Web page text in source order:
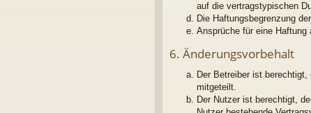
auf die vertragstypischen
Die Haftungsbegrenzung
Ansprüche für eine Haftung
6. Änderungsvorbehalt
Der Betreiber ist
mitgeteilt.
Der Nutzer ist berechtigt,